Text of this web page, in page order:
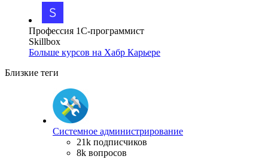
Профессия 1С-программист
Skillbox
Больше курсов на Хабр Карьере
Близкие теги
Системное администрирование
21k подписчиков
8k вопросов